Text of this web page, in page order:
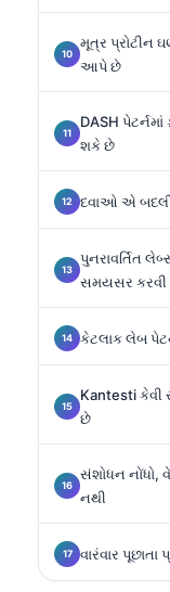
મૂત્ર પ્રોટીન
આપે છે
DASH
શકે છે
દવાઓ એ બદલી
પુનરાવર્તિત
સમયસર
કેટલાક લેબ
Kantesti કેવી
છે
સંશોધન
નથી
વારંવાર પૂછાતા